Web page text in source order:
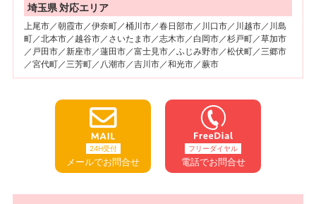
埼玉県 対応エリア
上尾市／朝霞市／伊奈町／桶川市／春日部市／川口市／川越市／川島
町／北本市／越谷市／さいたま市／志木市／白岡市／杉戸町／草加市
／戸田市／新座市／蓮田市／富士見市／ふじみ野市／松伏町／三郷市
／宮代町／三芳町／八潮市／吉川市／和光市／蕨市
24H受付
メールでお問合せ
フリーダイヤル
電話でお問合せ